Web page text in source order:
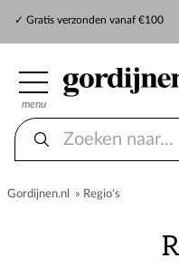
✓ Gratis verzonden vanaf €100
menu
Gordijnen.nl » Regio's